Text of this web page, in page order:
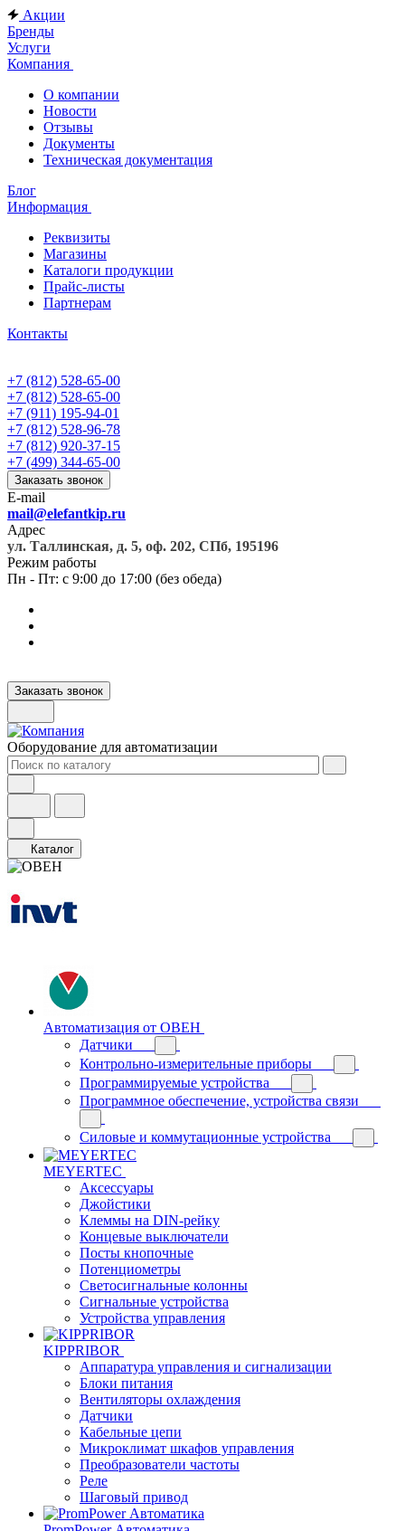
Акции
Бренды
Услуги
Компания
О компании
Новости
Отзывы
Документы
Техническая документация
Блог
Информация
Реквизиты
Магазины
Каталоги продукции
Прайс-листы
Партнерам
Контакты
+7 (812) 528-65-00
+7 (812) 528-65-00
+7 (911) 195-94-01
+7 (812) 528-96-78
+7 (812) 920-37-15
+7 (499) 344-65-00
Заказать звонок
E-mail
mail@elefantkip.ru
Адрес
ул. Таллинская, д. 5, оф. 202, СПб, 195196
Режим работы
Пн - Пт: с 9:00 до 17:00 (без обеда)
Заказать звонок
Оборудование для автоматизации
Каталог
Автоматизация от ОВЕН
Датчики
Контрольно-измерительные приборы
Программируемые устройства
Программное обеспечение, устройства связи
Силовые и коммутационные устройства
MEYERTEC
Аксессуары
Джойстики
Клеммы на DIN-рейку
Концевые выключатели
Посты кнопочные
Потенциометры
Светосигнальные колонны
Сигнальные устройства
Устройства управления
KIPPRIBOR
Аппаратура управления и сигнализации
Блоки питания
Вентиляторы охлаждения
Датчики
Кабельные цепи
Микроклимат шкафов управления
Преобразователи частоты
Реле
Шаговый привод